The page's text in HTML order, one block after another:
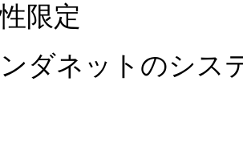
限定
ダネットのシス